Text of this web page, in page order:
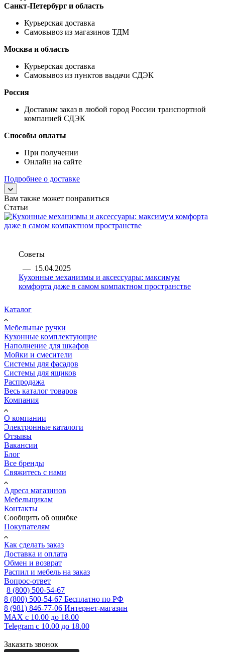
Санкт-Петербург и область
Курьерская доставка
Самовывоз из магазинов ТДМ
Москва и область
Курьерская доставка
Самовывоз из пунктов выдачи СДЭК
Россия
Доставим заказ в любой город России транспортной
компанией СДЭК
Способы оплаты
При получении
Онлайн на сайте
Подробнее о доставке
Вам также может понравиться
Статьи
Советы
— 15.04.2025
Кухонные механизмы и аксессуары: максимум
комфорта даже в самом компактном пространстве
Каталог
Мебельные ручки
Кухонные комплектующие
Наполнение для шкафов
Мойки и смесители
Системы для фасадов
Системы для ящиков
Распродажа
Весь каталог товаров
Компания
О компании
Электронные каталоги
Отзывы
Вакансии
Блог
Все бренды
Свяжитесь с нами
Адреса магазинов
Мебельщикам
Контакты
Сообщить об ошибке
Покупателям
Как сделать заказ
Доставка и оплата
Обмен и возврат
Распил и мебель на заказ
Вопрос-ответ
8 (800) 500-54-67
8 (800) 500-54-67 Бесплатно по РФ
8 (981) 846-77-06 Интернет-магазин
MAX с 10.00 до 18.00
Telegram с 10.00 до 18.00
Заказать звонок